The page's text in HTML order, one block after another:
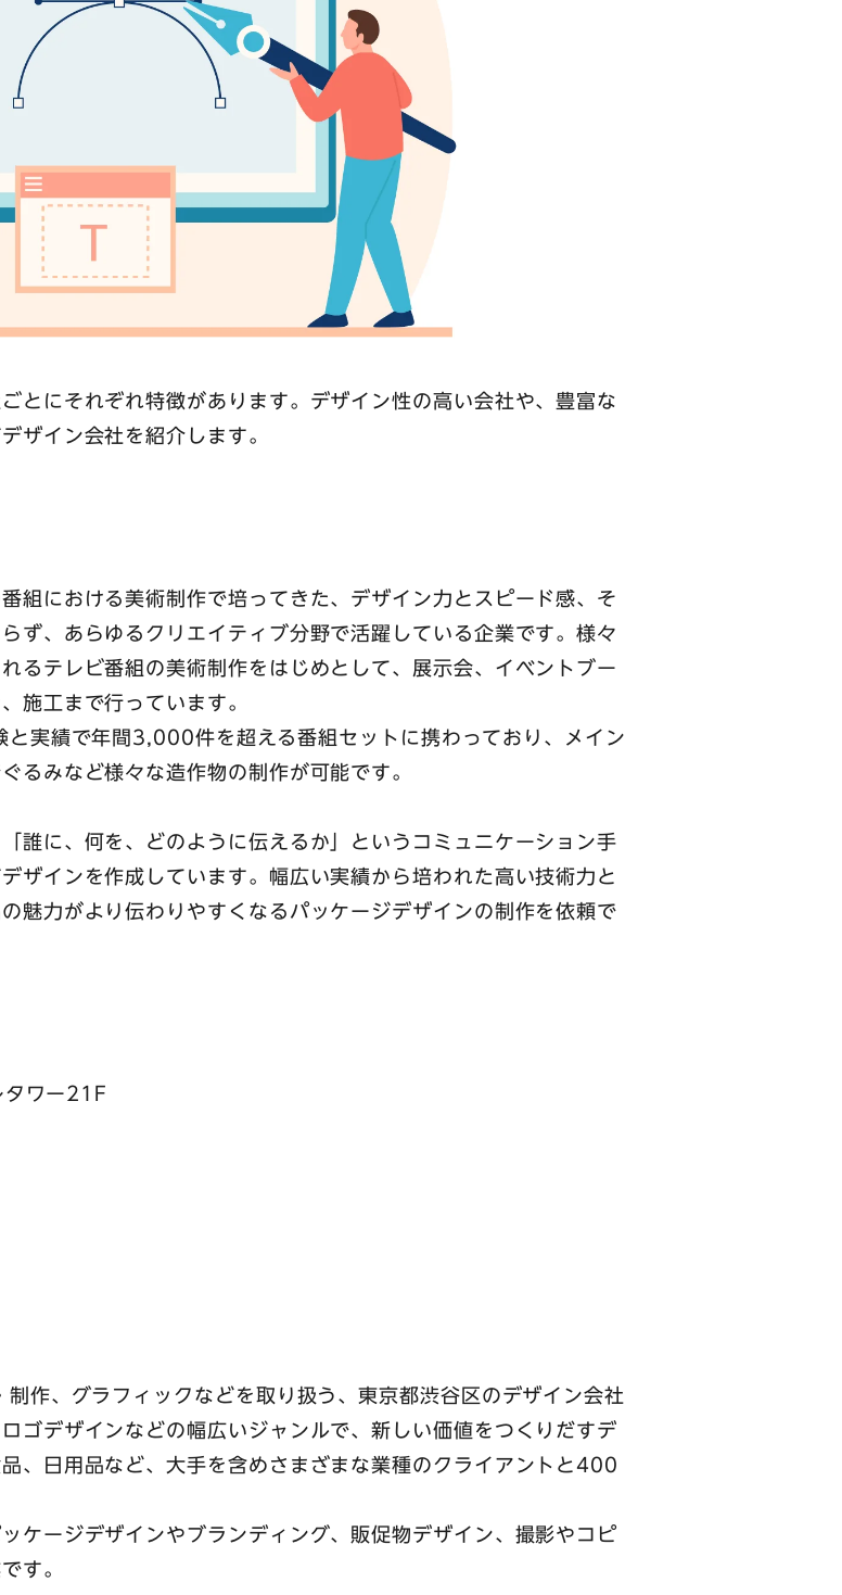
とにそれぞれ特徴があります。デザイン性の高い会社や、豊富な
ザイン会社を紹介します。
組における美術制作で培ってきた、デザイン力とスピード感、そ
ず、あらゆるクリエイティブ分野で活躍している企業です。様々
るテレビ番組の美術制作をはじめとして、展示会、イベントブー
施工まで行っています。
実績で年間3,000件を超える番組セットに携わっており、メイン
るみなど様々な造作物の制作が可能です。
誰に、何を、どのように伝えるか」というコミュニケーション手
ザインを作成しています。幅広い実績から培われた高い技術力と
魅力がより伝わりやすくなるパッケージデザインの制作を依頼で
タワー21F
作、グラフィックなどを取り扱う、東京都渋谷区のデザイン会社
ゴデザインなどの幅広いジャンルで、新しい価値をつくりだすデ
、日用品など、大手を含めさまざまな業種のクライアントと400
ケージデザインやブランディング、販促物デザイン、撮影やコピ
す。